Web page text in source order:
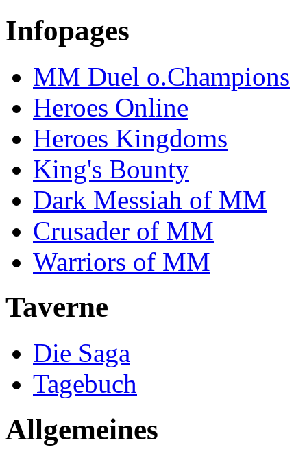
Infopages
MM Duel o.Champions
Heroes Online
Heroes Kingdoms
King's Bounty
Dark Messiah of MM
Crusader of MM
Warriors of MM
Taverne
Die Saga
Tagebuch
Allgemeines